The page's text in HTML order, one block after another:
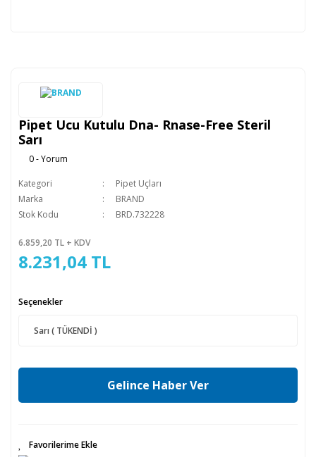
Pipet Ucu Kutulu Dna- Rnase-Free Steril
Sarı
0 - Yorum
Kategori
Pipet Uçları
Marka
BRAND
Stok Kodu
BRD.732228
6.859,20 TL + KDV
8.231,04 TL
Seçenekler
Gelince Haber Ver